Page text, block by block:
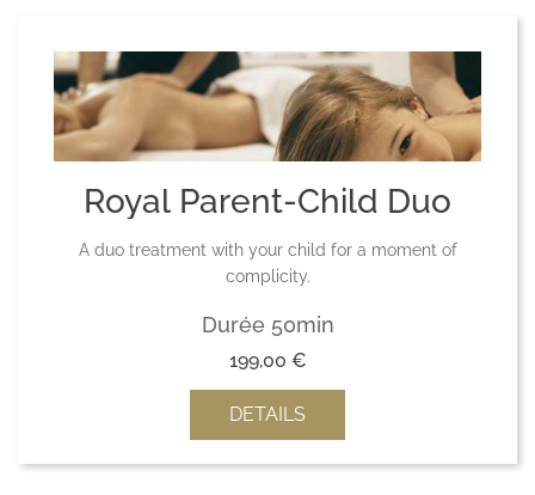
Royal Parent-Child Duo
A duo treatment with your child for a moment of
complicity.
Durée 50min
199,00 €
DETAILS